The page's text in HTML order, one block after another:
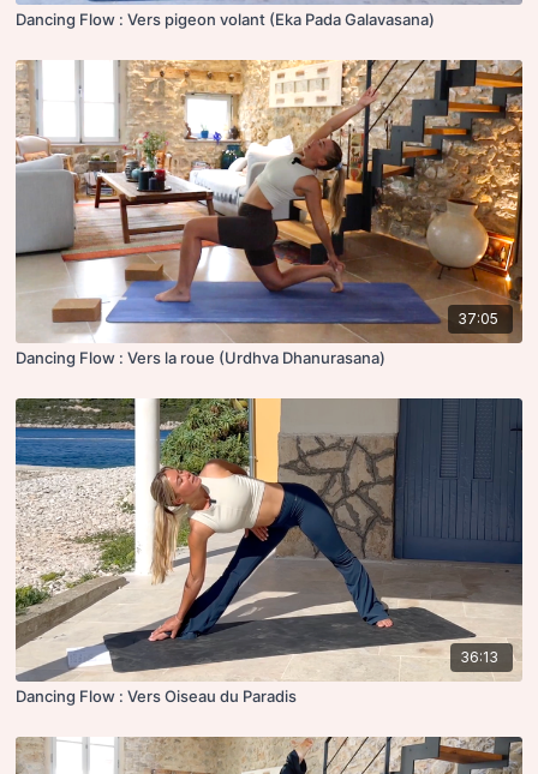
Dancing Flow : Vers pigeon volant (Eka Pada Galavasana)
37:05
Dancing Flow : Vers la roue (Urdhva Dhanurasana)
36:13
Dancing Flow : Vers Oiseau du Paradis